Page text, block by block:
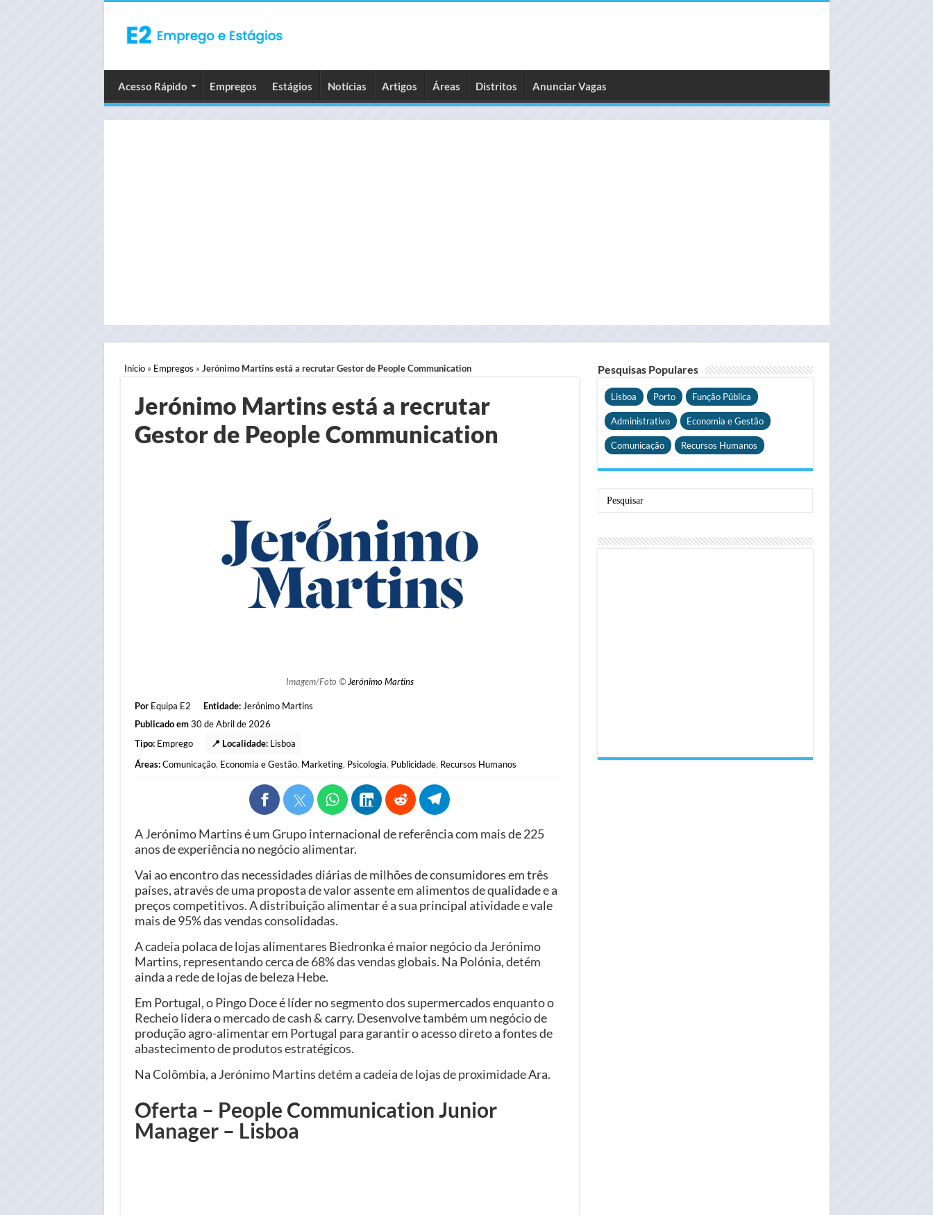
Acesso Rápido Empregos Estágios Notícias Artigos Áreas Distritos Anunciar Vagas
Início» Empregos » Jerónimo Martins está a recrutar Gestor de People Communication
Jerónimo Martins está a recrutar
Gestor de People Communication
Imagem/Foto © Jerónimo Martins
Por Equipa E2 Entidade: Jerónimo Martins
Publicado em30 de Abril de 2026
Tipo: Emprego 📍 Localidade: Lisboa
Áreas: Comunicação, Economia e Gestão, Marketing, Psicologia, Publicidade, Recursos Humanos
A Jerónimo Martins é um Grupo internacional de referência com mais de 225
anos de experiência no negócio alimentar.
Vai ao encontro das necessidades diárias de milhões de consumidores em três
países, através de uma proposta de valor assente em alimentos de qualidade e a
preços competitivos. A distribuição alimentar é a sua principal atividade e vale
mais de 95% das vendas consolidadas.
A cadeia polaca de lojas alimentares Biedronka é maior negócio da Jerónimo
Martins, representando cerca de 68% das vendas globais. Na Polónia, detém
ainda a rede de lojas de beleza Hebe.
Em Portugal, o Pingo Doce é líder no segmento dos supermercados enquanto o
Recheio lidera o mercado de cash & carry. Desenvolve também um negócio de
produção agro-alimentar em Portugal para garantir o acesso direto a fontes de
abastecimento de produtos estratégicos.
Na Colômbia, a Jerónimo Martins detém a cadeia de lojas de proximidade Ara.
Oferta – People Communication Junior
Manager – Lisboa
Pesquisas Populares
Lisboa Porto Função Pública
Administrativo Economia e Gestão
Comunicação Recursos Humanos